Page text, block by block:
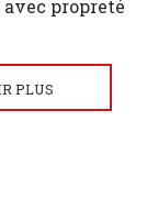
propreté
PLUS